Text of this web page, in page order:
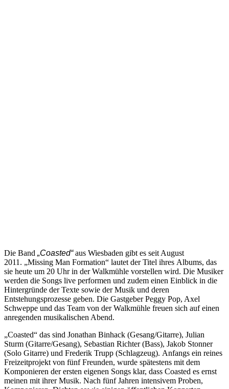
Die Band „Coasted“aus Wiesbaden gibt es seit August
2011. „Missing Man Formation“ lautet der Titel ihres Albums, das
sie heute um 20 Uhr in der Walkmühle vorstellen wird. Die Musiker
werden die Songs live performen und zudem einen Einblick in die
Hintergründe der Texte sowie der Musik und deren
Entstehungsprozesse geben. Die Gastgeber Peggy Pop, Axel
Schweppe und das Team von der Walkmühle freuen sich auf einen
anregenden musikalischen Abend.
„Coasted“ das sind Jonathan Binhack (Gesang/Gitarre), Julian
Sturm (Gitarre/Gesang), Sebastian Richter (Bass), Jakob Stonner
(Solo Gitarre) und Frederik Trupp (Schlagzeug). Anfangs ein reines
Freizeitprojekt von fünf Freunden, wurde spätestens mit dem
Komponieren der ersten eigenen Songs klar, dass Coasted es ernst
meinen mit ihrer Musik. Nach fünf Jahren intensivem Proben,